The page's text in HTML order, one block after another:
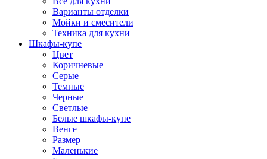
Варианты отделки
Мойки и смесители
Техника для кухни
Шкафы-купе
Цвет
Коричневые
Серые
Темные
Черные
Светлые
Белые шкафы-купе
Венге
Размер
Маленькие